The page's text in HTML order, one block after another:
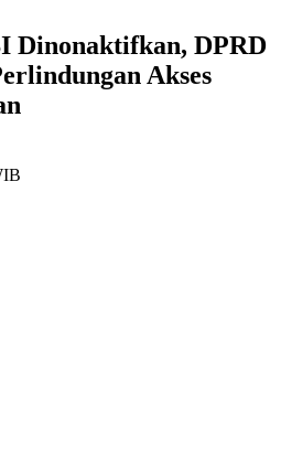
Dinonaktifkan, DPRD
Akses